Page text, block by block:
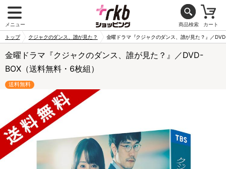
メニュー 商品検索 カート
トップ クジャクのダンス、誰が見た？ 金曜ドラマ『クジャクのダンス、誰が見た？』／
金曜ドラマ『クジャクのダンス、誰が見た？』／DVD-
BOX（送料無料・6枚組）
送料無料